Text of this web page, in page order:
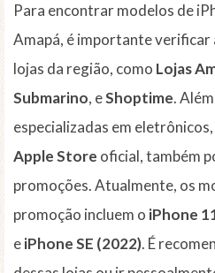
Para encontrar modelos de
Amapá, é importante verificar
lojas da região, como Lojas
Submarino, eShoptime.
especializadas em
Apple Store oficial, também
promoções. Atualmente, os
promoção incluem o iPhone
eiPhone SE (2022). É